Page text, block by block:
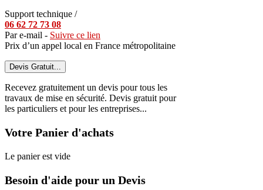
Support technique /
06 62 72 73 08
Par e-mail - Suivre ce lien
Prix d’un appel local en France métropolitaine
Devis Gratuit...
Recevez gratuitement un devis pour tous les
travaux de mise en sécurité. Devis gratuit pour
les particuliers et pour les entreprises...
Votre Panier d'achats
Le panier est vide
Besoin d'aide pour un Devis